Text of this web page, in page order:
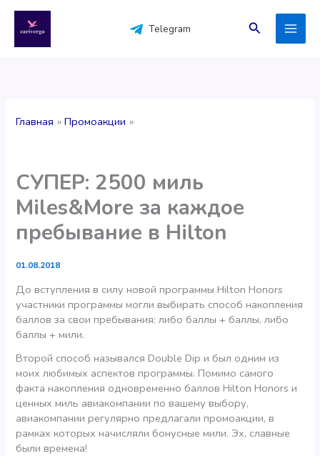
содержимому
Telegram Поиск
Главная Промоакции
СУПЕР: 2500 миль
Miles&More за каждое
пребывание в Hilton
01.08.2018
До вступления в силу новой программы Hilton Honors
участники программы могли выбирать способ накопления
баллов за свои пребывания: либо баллы + баллы, либо
баллы + мили.
Второй способ назывался Double Dip и был одним из
моих любимых аспектов программы. Помимо самого
факта накопления одновременно баллов Hilton Honors и
ценных миль авиакомпании по вашему выбору,
авиакомпании регулярно предлагали промоакции, в
рамках которых начисляли бонусные мили. Эх, славные
были времена!